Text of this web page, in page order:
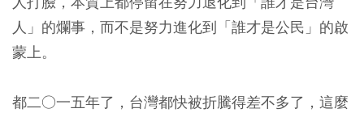
人」的爛事，而不是努力進化到「誰才是公民」的啟
蒙上。
都二○一五年了，台灣都快被折騰得差不多了，這麼